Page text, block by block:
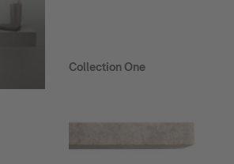
Collection One